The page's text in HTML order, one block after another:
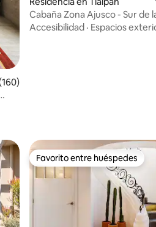
promedio: 4.89 de 5; 160
Cabaña Zona Ajusco - Sur de
Accesibilidad · Espacios
Favorito entre huéspedes
Favorito entre huéspedes